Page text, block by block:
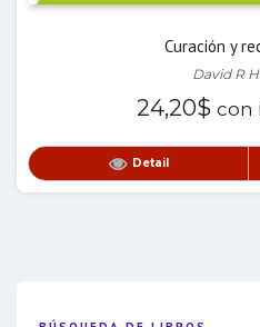
Curación y
David R
24,20$ con
Detail